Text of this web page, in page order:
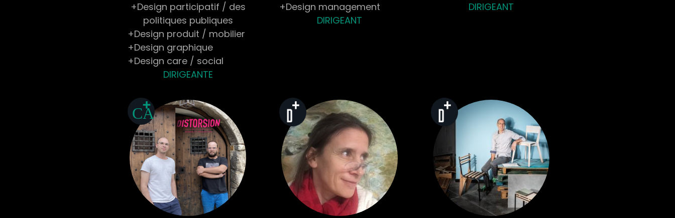
+Design participatif / des
politiques publiques
+Design produit / mobilier
+Design graphique
+Design care / social
DIRIGEANTE
+Design management
DIRIGEANT
DIRIGEANT